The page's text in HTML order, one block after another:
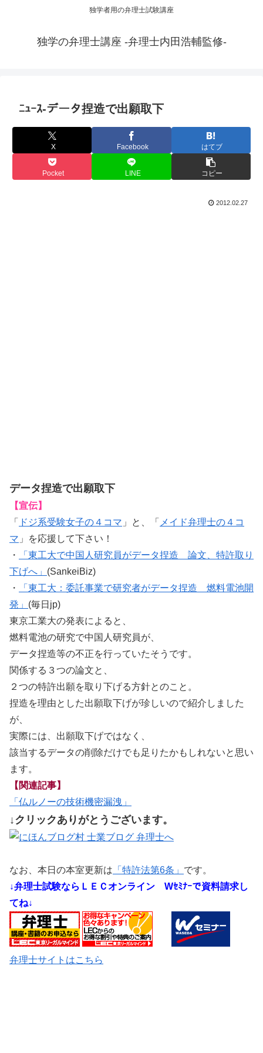
独学者用の弁理士試験講座
独学の弁理士講座 -弁理士内田浩輔監修-
ﾆｭｰｽ-データ捏造で出願取下
X Facebook はてブ
Pocket LINE コピー
2012.02.27
データ捏造で出願取下
【宣伝】
「
ドジ系受験女子の４コマ 」と、「 メイド弁理士の４コ
マ 」を応援して下さい！
・
「東工大で中国人研究員がデータ捏造 論文、特許取り
下げへ」 (SankeiBiz)
・
「東工大：委託事業で研究者がデータ捏造 燃料電池開
発」 (毎日jp)
東京工業大の発表によると、
燃料電池の研究で中国人研究員が、
データ捏造等の不正を行っていたそうです。
関係する３つの論文と、
２つの特許出願を取り下げる方針とのこと。
捏造を理由とした出願取下げが珍しいので紹介しました
が、
実際には、出願取下げではなく、
該当するデータの削除だけでも足りたかもしれないと思い
ます。
【関連記事】
「仏ルノーの技術機密漏洩」
↓クリックありがとうございます。
なお、本日の本室更新は 「特許法第6条」 です。
↓弁理士試験ならＬＥＣオンライン
Wｾﾐﾅｰで資料請求し
てね↓
弁理士サイトはこちら